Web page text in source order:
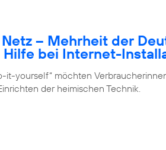
– Mehrheit der
bei Internet-
it-yourself“ möchten
der heimischen Technik.